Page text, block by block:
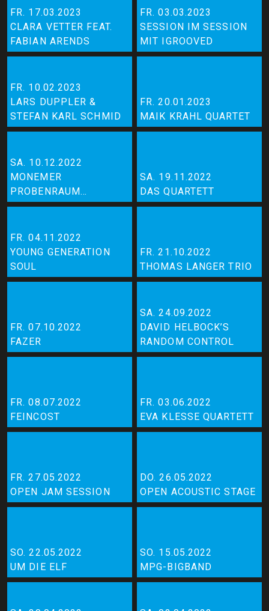
FR. 17.03.2023
CLARA VETTER FEAT.
FABIAN ARENDS
FR. 03.03.2023
SESSION IM SESSION
MIT IGROOVED
FR. 10.02.2023
LARS DUPPLER &
STEFAN KARL SCHMID
FR. 20.01.2023
MAIK KRAHL QUARTET
SA. 10.12.2022
MONEMER
PROBENRAUM
QUARTETT
SA. 19.11.2022
DAS QUARTETT
FR. 04.11.2022
YOUNG GENERATION
SOUL
FR. 21.10.2022
THOMAS LANGER TRIO
FR. 07.10.2022
FAZER
SA. 24.09.2022
DAVID HELBOCK’S
RANDOM CONTROL
FR. 08.07.2022
FEINCOST
FR. 03.06.2022
EVA KLESSE QUARTETT
FR. 27.05.2022
OPEN JAM SESSION
DO. 26.05.2022
OPEN ACOUSTIC STAGE
SO. 22.05.2022
UM DIE ELF
SO. 15.05.2022
MPG-BIGBAND